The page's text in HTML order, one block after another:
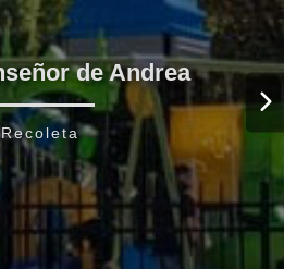
de Andrea
Recoleta